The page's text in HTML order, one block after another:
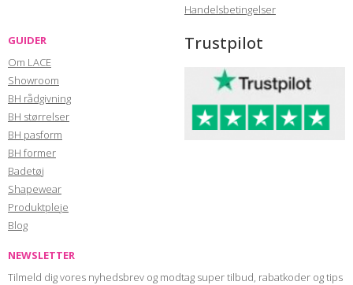
Handelsbetingelser
GUIDER
Om LACE
Showroom
BH rådgivning
BH størrelser
BH pasform
BH former
Badetøj
Shapewear
Produktpleje
Blog
Trustpilot
NEWSLETTER
Tilmeld dig vores nyhedsbrev og modtag super tilbud, rabatkoder og tips